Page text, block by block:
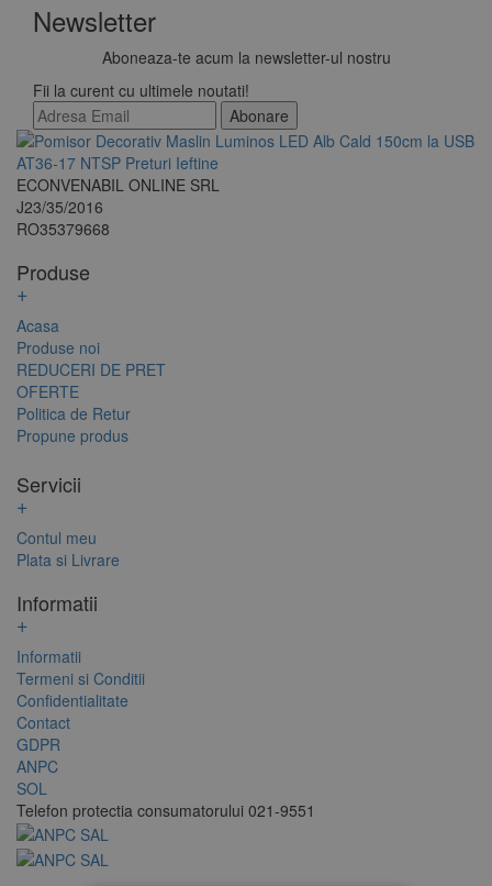
Newsletter
Aboneaza-te acum la newsletter-ul nostru
Fii la curent cu ultimele noutati!
Abonare
ECONVENABIL ONLINE SRL
J23/35/2016
RO35379668
Produse
+
Acasa
Produse noi
REDUCERI DE PRET
OFERTE
Politica de Retur
Propune produs
Servicii
+
Contul meu
Plata si Livrare
Informatii
+
Informatii
Termeni si Conditii
Confidentialitate
Contact
GDPR
ANPC
SOL
Telefon protectia consumatorului 021-9551